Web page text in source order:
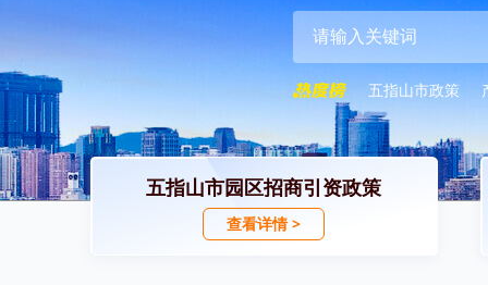
五指山市政策
五指山市园区招商引资政策
查看详情 >